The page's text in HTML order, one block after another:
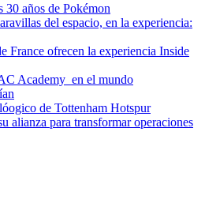
años de Pokémon
del espacio, en la experiencia:
France ofrecen la experiencia Inside
Academy en el mundo
de Tottenham Hotspur
alianza para transformar operaciones